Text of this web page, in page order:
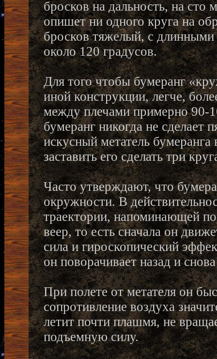
бросков на дальность, на сто
опишет ни одного круга на
бросков тяжелый, с длинными
около 120 градусов.
Для того чтобы бумеранг
иной конструкции, легче,
между плечами примерно 90-
бумеранг никогда не сделает
искусный метатель
заставить его сделать три
Часто утверждают, что
окружности. В
траектории, напоминающей
веер, то есть сначала он
сила и гироскопический
он поворачивает назад и
При полете от метателя он
сопротивление воздуха
летит почти плашмя, не
подъемную силу.